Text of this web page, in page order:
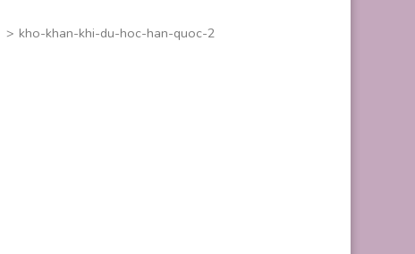
> kho-khan-khi-du-hoc-han-quoc-2